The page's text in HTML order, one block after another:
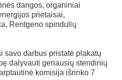
dangos, organiniai
prietaisai,
Rentgeno spindulių
savo darbus pristatė plakatų
dalyvauti geriausių stendinių
komisija išrinko 7